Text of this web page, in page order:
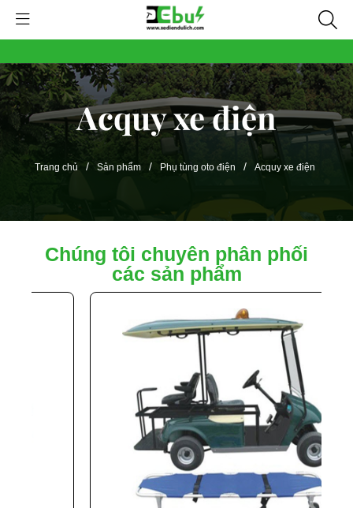
Acquy xe điện
Trang chủ / Sản phẩm / Phụ tùng oto điện / Acquy xe điện
Chúng tôi chuyên phân phối
các sản phẩm